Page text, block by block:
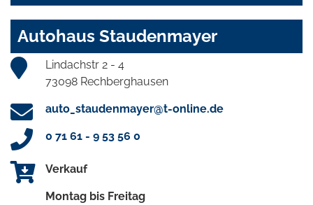
Autohaus Staudenmayer
Lindachstr 2 - 4
73098 Rechberghausen
auto_staudenmayer@t-online.de
0 71 61 - 9 53 56 0
Verkauf
Montag bis Freitag